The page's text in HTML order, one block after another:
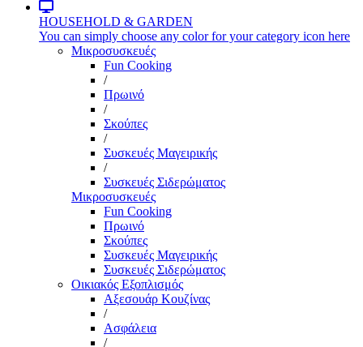
HOUSEHOLD & GARDEN
You can simply choose any color for your category icon here
Μικροσυσκευές
Fun Cooking
/
Πρωινό
/
Σκούπες
/
Συσκευές Μαγειρικής
/
Συσκευές Σιδερώματος
Μικροσυσκευές
Fun Cooking
Πρωινό
Σκούπες
Συσκευές Μαγειρικής
Συσκευές Σιδερώματος
Οικιακός Εξοπλισμός
Αξεσουάρ Κουζίνας
/
Ασφάλεια
/